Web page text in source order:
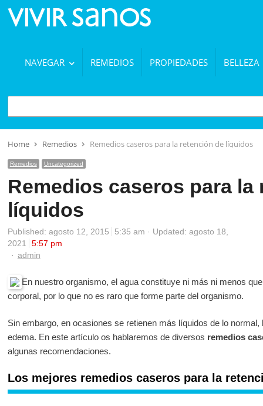
NAVEGAR REMEDIOS PROPIEDADES BELLEZA
BUSCAR
Home Remedios Remedios caseros para la retención de líquidos
Remedios Uncategorized
Remedios caseros para la
líquidos
Published: agosto 12, 2015 5:35 am
Updated: agosto 18,
2021
5:57 pm
Author
admin
En nuestro organismo, el agua constituye ni más ni menos
corporal, por lo que no es raro que forme parte del organismo.
Sin embargo, en ocasiones se retienen más líquidos de lo
edema. En este artículo os hablaremos de diversos remedios
algunas recomendaciones.
Los mejores remedios caseros para la